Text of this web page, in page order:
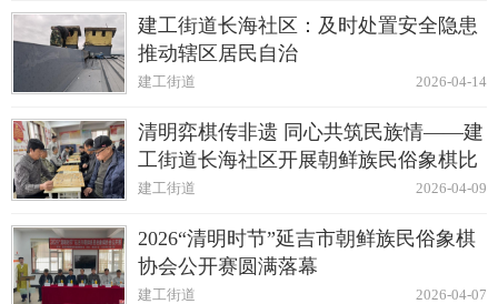
建工街道长海社区：及时处置安全隐患
推动辖区居民自治
2026-04-14
建工街道
清明弈棋传非遗 同心共筑民族情——建
工街道长海社区开展朝鲜族民俗象棋比
赛
2026-04-09
建工街道
2026“清明时节”延吉市朝鲜族民俗象棋
协会公开赛圆满落幕
2026-04-07
建工街道